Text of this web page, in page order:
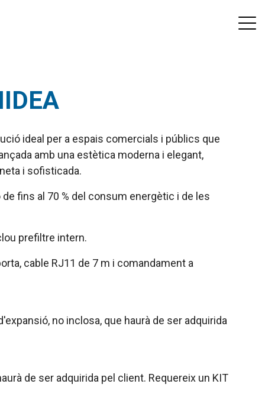
ideal per a espais comercials i públics que
amb una estètica moderna i elegant,
i sofisticada.
fins al 70 % del consum energètic i de les
prefiltre intern.
cable RJ11 de 7 m i comandament a
no inclosa, que haurà de ser adquirida
de ser adquirida pel client. Requereix un KIT